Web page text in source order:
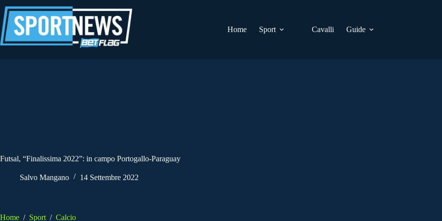
al
contenuto
Home
Sport Cavalli Guide
Futsal, “Finalissima 2022”: in campo Portogallo-Paraguay
Salvo Mangano 14 Settembre 2022
Home / Sport / Calcio